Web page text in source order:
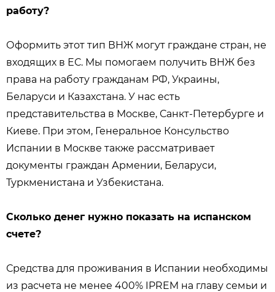
работу?
Оформить этот тип ВНЖ могут граждане стран, не
входящих в ЕС. Мы помогаем получить ВНЖ без
права на работу гражданам РФ, Украины,
Беларуси и Казахстана. У нас есть
представительства в Москве, Санкт-Петербурге и
Киеве. При этом, Генеральное Консульство
Испании в Москве также рассматривает
документы граждан Армении, Беларуси,
Туркменистана и Узбекистана.
Сколько денег нужно показать на испанском
счете?
Средства для проживания в Испании необходимы
из расчета не менее 400% IPREM на главу семьи и